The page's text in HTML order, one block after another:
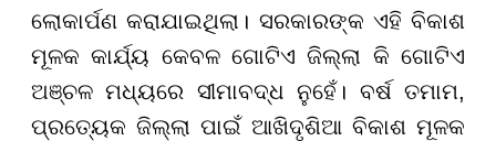
ଲୋକାର୍ପଣ କରାଯାଇଥିଲା। ସରକାରଙ୍କ ଏହି ବିକାଶ
ମୂଳକ କାର୍ଯ୍ୟ କେବଳ ଗୋଟିଏ ଜିଲ୍ଲା କି ଗୋଟିଏ
ଅଞ୍ଚଳ ମଧ୍ୟରେ ସୀମାବଦ୍ଧ ନୁହେଁ। ବର୍ଷ ତମାମ,
ପ୍ରତ୍ୟେକ ଜିଲ୍ଲା ପାଇଁ ଆଖିଦୃଶିଆ ବିକାଶ ମୂଳକ